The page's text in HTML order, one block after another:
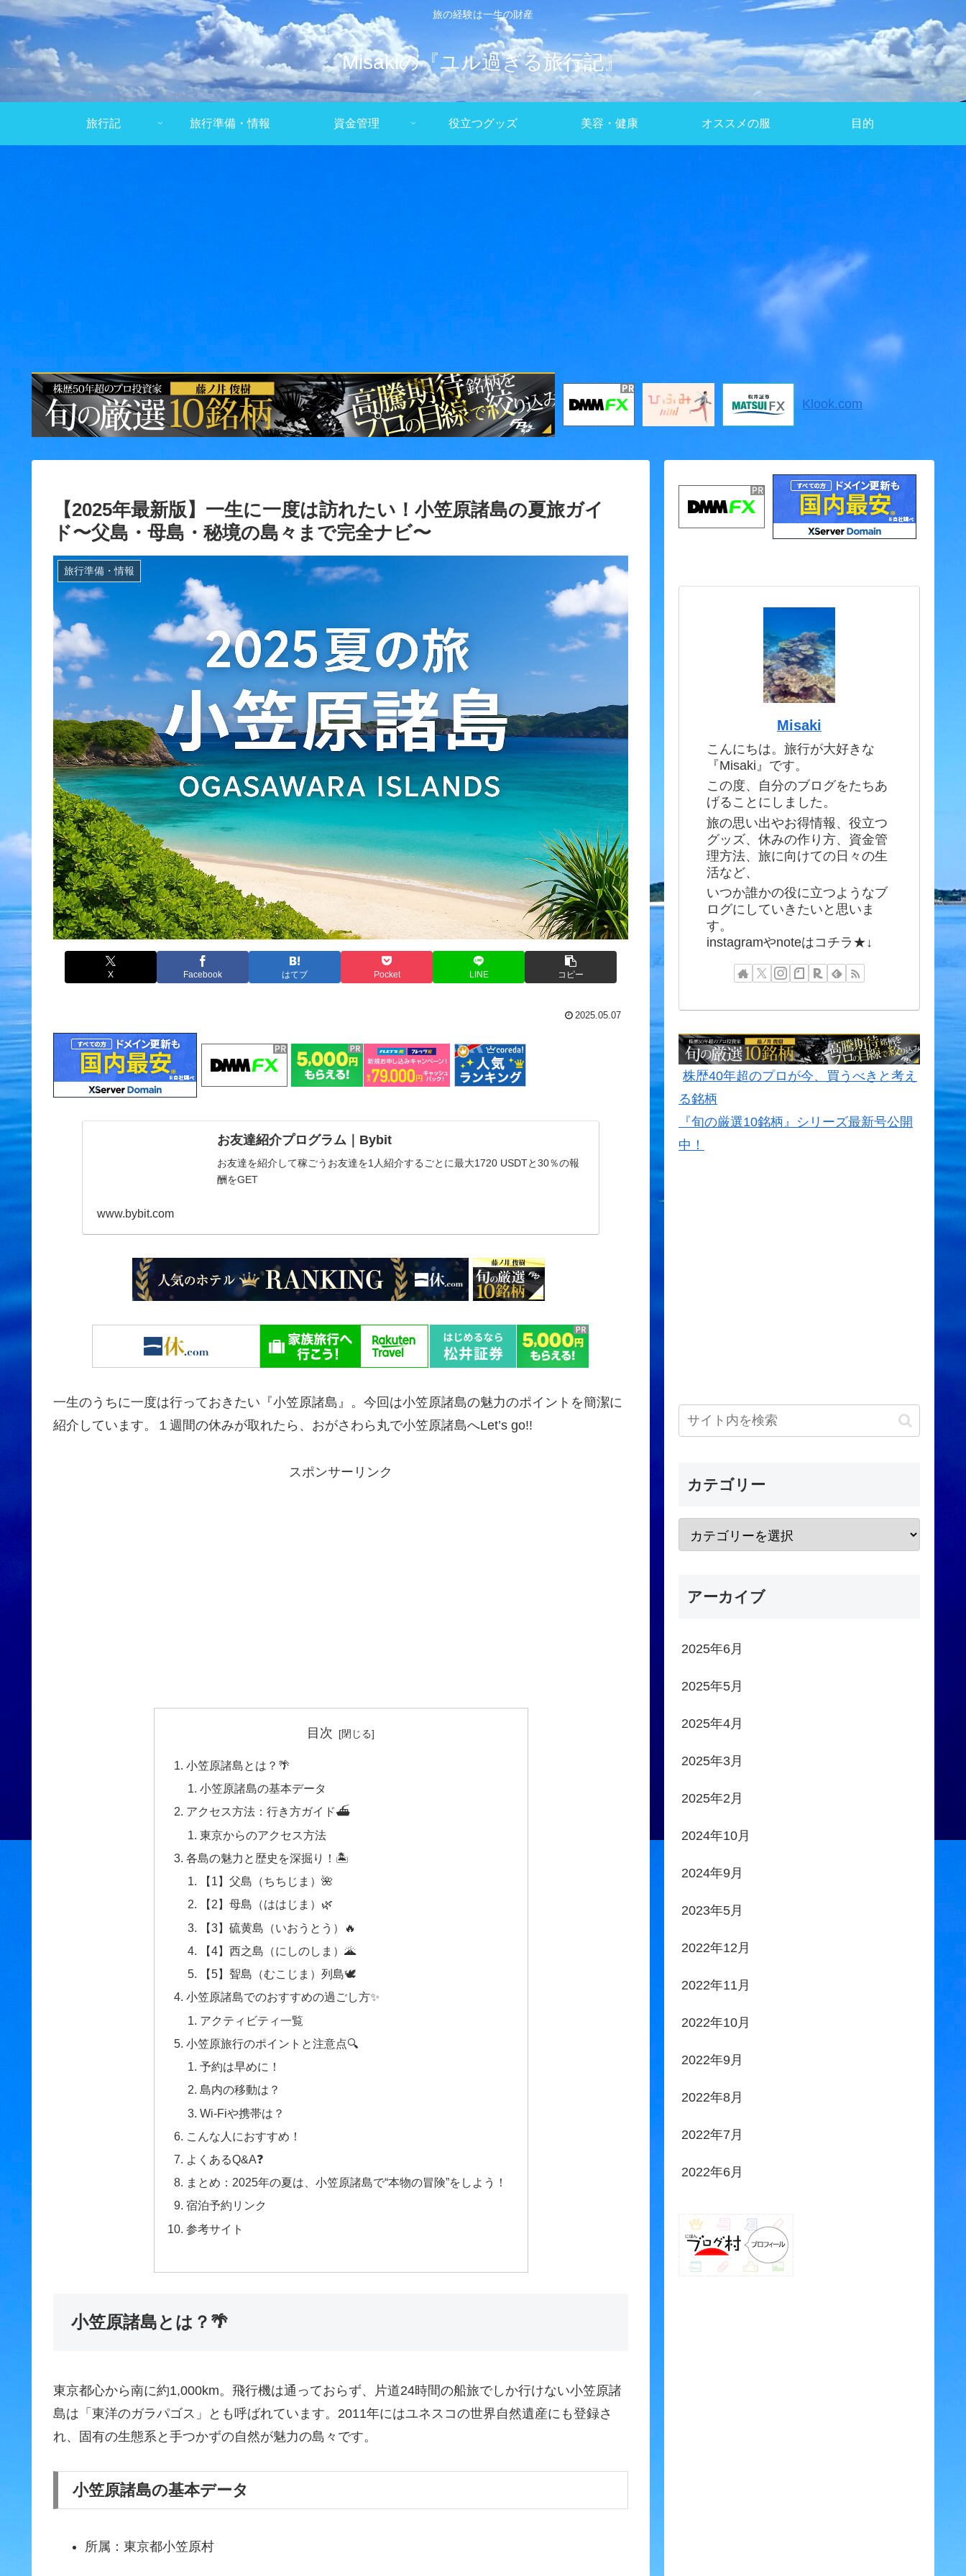
旅の経験は一生の財産
Misakiの『ユル過ぎる旅行記』
旅行記 旅行準備・情報 資金管理 役立つグッズ 美容・健康 オススメの服 目的
Klook.com
【2025年最新版】一生に一度は訪れたい！小笠原諸島の夏旅ガイ
ド〜父島・母島・秘境の島々まで完全ナビ〜
旅行準備・情報
X Facebook はてブ Pocket LINE コピー
2025.05.07
お友達紹介プログラム｜Bybit
お友達を紹介して稼ごうお友達を1人紹介するごとに最大1720 USDTと30％の報
酬をGET
www.bybit.com
一生のうちに一度は行っておきたい『小笠原諸島』。今回は小笠原諸島の魅力のポイントを簡潔に
紹介しています。１週間の休みが取れたら、おがさわら丸で小笠原諸島へLet’s go!!
スポンサーリンク
目次
小笠原諸島とは？🌴
小笠原諸島の基本データ
アクセス方法：行き方ガイド⛴
東京からのアクセス方法
各島の魅力と歴史を深掘り！🏝️
【1】父島（ちちじま）🌺
【2】母島（ははじま）🌿
【3】硫黄島（いおうとう）🔥
【4】西之島（にしのしま）🌋
【5】聟島（むこじま）列島🕊️
小笠原諸島でのおすすめの過ごし方✨
アクティビティ一覧
小笠原旅行のポイントと注意点🔍
予約は早めに！
島内の移動は？
Wi-Fiや携帯は？
こんな人におすすめ！
よくあるQ&A❓
まとめ：2025年の夏は、小笠原諸島で“本物の冒険”をしよう！
宿泊予約リンク
参考サイト
小笠原諸島とは？🌴
東京都心から南に約1,000km。飛行機は通っておらず、片道24時間の船旅でしか行けない小笠原諸
島は「東洋のガラパゴス」とも呼ばれています。2011年にはユネスコの世界自然遺産にも登録さ
れ、固有の生態系と手つかずの自然が魅力の島々です。
小笠原諸島の基本データ
所属：東京都小笠原村
Misaki
こんにちは。旅行が大好きな
『Misaki』です。
この度、自分のブログをたちあ
げることにしました。
旅の思い出やお得情報、役立つ
グッズ、休みの作り方、資金管
理方法、旅に向けての日々の生
活など、
いつか誰かの役に立つようなブ
ログにしていきたいと思いま
す。
instagramやnoteはコチラ★↓
株歴40年超のプロが今、買うべきと考え
る銘柄
『旬の厳選10銘柄』シリーズ最新号公開
中！
カテゴリー
アーカイブ
2025年6月
2025年5月
2025年4月
2025年3月
2025年2月
2024年10月
2024年9月
2023年5月
2022年12月
2022年11月
2022年10月
2022年9月
2022年8月
2022年7月
2022年6月